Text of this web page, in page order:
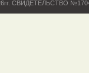
СВИДЕТЕЛЬСТВО